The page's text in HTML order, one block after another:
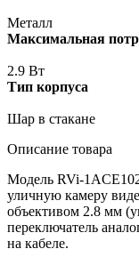
Металл
Максимальная
2.9 Вт
Тип корпуса
Шар в стакане
Описание товара
Модель RVi-
уличную камеру
объективом 2.8 мм
переключатель
на кабеле.